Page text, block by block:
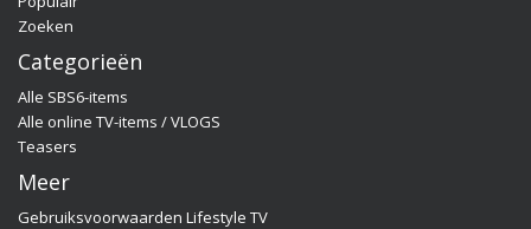
programma-website:
www.sbs6.nl/qualitytimeopzondag.
Zoeken
Categorieën
Alle SBS6-items
Alle online TV-items / VLOGS
Teasers
Meer
Gebruiksvoorwaarden Lifestyle TV